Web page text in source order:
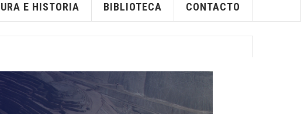
E HISTORIA BIBLIOTECA CONTACTO